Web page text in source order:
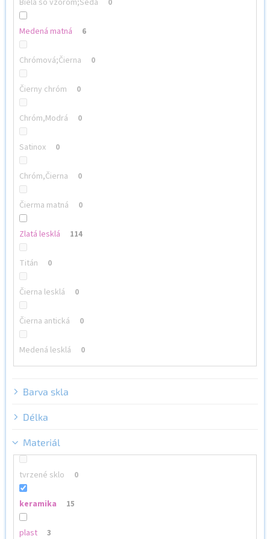
Biela so vzorom;Šedá 0
Medená matná 6
Chrómová;Čierna 0
Čierny chróm 0
Chróm,Modrá 0
Satinox 0
Chróm,Čierna 0
Čierma matná 0
Zlatá lesklá 114
Titán 0
Čierna lesklá 0
Čierna antická 0
Medená lesklá 0
Barva skla
Délka
Materiál
tvrzené sklo 0
keramika 15
plast 3